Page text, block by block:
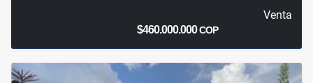
Venta
$460.000.000COP